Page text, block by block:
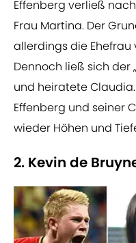
Effenberg verließ
Frau Martina. Der
allerdings die Ehefrau
Dennoch ließ sich der
und heiratete
Effenberg und seiner
wieder Höhen und
2. Kevin de